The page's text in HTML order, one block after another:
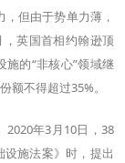
但由于势单力薄，
英国首相约翰逊顶
的“非核心”领域继
额不得超过35%。
2020年3月10日，38
施法案》时，提出